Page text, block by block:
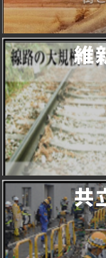
維
共